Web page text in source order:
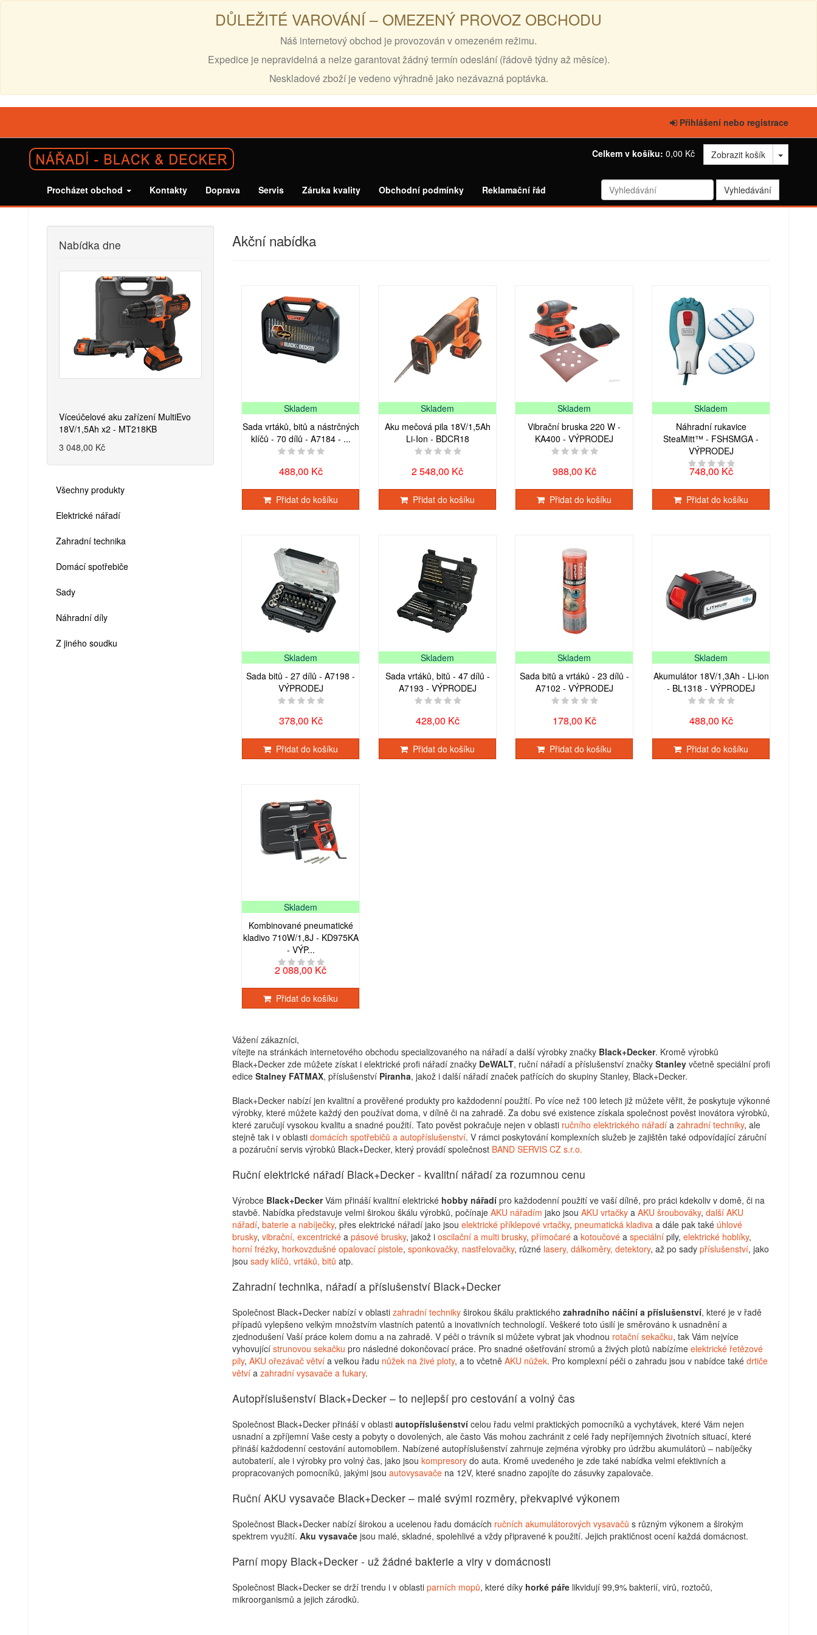
DŮLEŽITÉ VAROVÁNÍ – OMEZENÝ PROVOZ OBCHODU
Náš internetový obchod je provozován v omezeném režimu.
Expedice je nepravidelná a nelze garantovat žádný termín odeslání (řádově týdny až měsíce).
Neskladové zboží je vedeno výhradně jako nezávazná poptávka.
Přihlášení nebo registrace
Celkem v košíku: 0,00 Kč Zobrazit košík
Procházet obchod Kontakty Doprava Servis Záruka kvality Obchodní podmínky Reklamační řád
Nabídka dne
Víceúčelové aku zařízení MultiEvo
18V/1,5Ah x2 - MT218KB
3 048,00 Kč
Všechny produkty
Elektrické nářadí
Zahradní technika
Domácí spotřebiče
Sady
Náhradní díly
Z jiného soudku
Akční nabídka
Skladem
Sada vrtáků, bitů a nástrčných
klíčů - 70 dílů - A7184 - ...
488,00 Kč
Přidat do košíku
Skladem
Aku mečová pila 18V/1,5Ah
Li-Ion - BDCR18
2 548,00 Kč
Přidat do košíku
Skladem
Vibrační bruska 220 W -
KA400 - VÝPRODEJ
988,00 Kč
Přidat do košíku
Skladem
Náhradní rukavice
SteaMitt™ - FSHSMGA -
VÝPRODEJ
748,00 Kč
Přidat do košíku
Skladem
Sada bitů - 27 dílů - A7198 -
VÝPRODEJ
378,00 Kč
Přidat do košíku
Skladem
Sada vrtáků, bitů - 47 dílů -
A7193 - VÝPRODEJ
428,00 Kč
Přidat do košíku
Skladem
Sada bitů a vrtáků - 23 dílů -
A7102 - VÝPRODEJ
178,00 Kč
Přidat do košíku
Skladem
Akumulátor 18V/1,3Ah - Li-ion
- BL1318 - VÝPRODEJ
488,00 Kč
Přidat do košíku
Skladem
Kombinované pneumatické
kladivo 710W/1,8J - KD975KA
- VÝP...
2 088,00 Kč
Přidat do košíku
Vážení zákazníci,
vítejte na stránkách internetového obchodu specializovaného na nářadí a další výrobky značky Black+Decker. Kromě výrobků
Black+Decker zde můžete získat i elektrické profi nářadí značky DeWALT, ruční nářadí a příslušenství značky Stanley včetně speciální profi
edice Stalney FATMAX, příslušenství Piranha, jakož i další nářadí značek patřících do skupiny Stanley, Black+Decker.
Black+Decker nabízí jen kvalitní a prověřené produkty pro každodenní použití. Po více než 100 letech již můžete věřit, že poskytuje výkonné
výrobky, které můžete každý den používat doma, v dílně či na zahradě. Za dobu své existence získala společnost pověst inovátora výrobků,
které zaručují vysokou kvalitu a snadné použití. Tato pověst pokračuje nejen v oblasti ručního elektrického nářadí a zahradní techniky, ale
stejně tak i v oblasti domácích spotřebičů a autopříslušenství. V rámci poskytování komplexních služeb je zajištěn také odpovídající záruční
a pozáruční servis výrobků Black+Decker, který provádí společnost BAND SERVIS CZ s.r.o.
Ruční elektrické nářadí Black+Decker - kvalitní nářadí za rozumnou cenu
Výrobce Black+DeckerVám přináší kvalitní elektrické hobby nářadí pro každodenní použití ve vaší dílně, pro práci kdekoliv v domě, či na
stavbě. Nabídka představuje velmi širokou škálu výrobků, počínaje AKU nářadím jako jsou AKU vrtačky a AKU šroubováky, další AKU
nářadí, baterie a nabíječky, přes elektrické nářadí jako jsou elektrické příklepové vrtačky, pneumatická kladiva a dále pak také úhlové
brusky, vibrační, excentrické a pásové brusky, jakož i oscilační a multi brusky, přímočaré a kotoučové a speciální pily, elektrické hoblíky,
horní frézky, horkovzdušné opalovací pistole, sponkovačky, nastřelovačky, různé lasery, dálkoměry, detektory, až po sady příslušenství, jako
jsou sady klíčů, vrtáků, bitů atp.
Zahradní technika, nářadí a příslušenství Black+Decker
Společnost Black+Decker nabízí v oblasti zahradní techniky širokou škálu praktického zahradního náčiní a příslušenství, které je v řadě
případů vylepšeno velkým množstvím vlastních patentů a inovativních technologií. Veškeré toto úsilí je směrováno k usnadnění a
zjednodušení Vaší práce kolem domu a na zahradě. V péči o trávník si můžete vybrat jak vhodnou rotační sekačku, tak Vám nejvíce
vyhovující strunovou sekačku pro následné dokončovací práce. Pro snadné ošetřování stromů a živých plotů nabízíme elektrické řetězové
pily, AKU ořezávač větví a velkou řadu nůžek na živé ploty, a to včetně AKU nůžek. Pro komplexní péči o zahradu jsou v nabídce také drtiče
větví a zahradní vysavače a fukary.
Autopříslušenství Black+Decker – to nejlepší pro cestování a volný čas
Společnost Black+Decker přináší v oblasti autopříslušenství celou řadu velmi praktických pomocníků a vychytávek, které Vám nejen
usnadní a zpříjemní Vaše cesty a pobyty o dovolených, ale často Vás mohou zachránit z celé řady nepříjemných životních situací, které
přináší každodenní cestování automobilem. Nabízené autopříslušenství zahrnuje zejména výrobky pro údržbu akumulátorů – nabíječky
autobaterií, ale i výrobky pro volný čas, jako jsou kompresory do auta. Kromě uvedeného je zde také nabídka velmi efektivních a
propracovaných pomocníků, jakými jsou autovysavače na 12V, které snadno zapojíte do zásuvky zapalovače.
Ruční AKU vysavače Black+Decker – malé svými rozměry, překvapivé výkonem
Společnost Black+Decker nabízí širokou a ucelenou řadu domácích ručních akumulátorových vysavačů s různým výkonem a širokým
spektrem využití. Aku vysavače jsou malé, skladné, spolehlivé a vždy připravené k použití. Jejich praktičnost ocení každá domácnost.
Parní mopy Black+Decker - už žádné bakterie a viry v domácnosti
Společnost Black+Decker se drží trendu i v oblasti parních mopů, které díky horké páře likvidují 99,9% bakterií, virů, roztočů,
mikroorganismů a jejich zárodků.